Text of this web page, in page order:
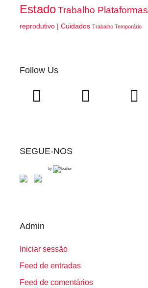
EstadoTrabalho Plataformas
reprodutivo | Cuidados Trabalho Temporário
Follow Us
SEGUE-NOS
by
Admin
Iniciar sessão
Feed de entradas
Feed de comentários